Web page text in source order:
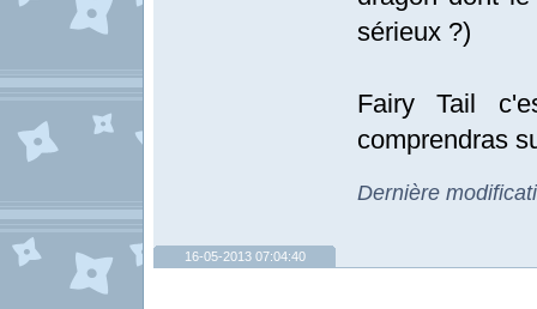
sérieux ?)
Fairy Tail
comprendras
Dernière
16-05-2013 07:04:40